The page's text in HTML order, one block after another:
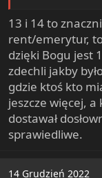
stołuje się w
śmietnikach!
13 i 14 to
rent/emerytur,
dzięki Bogu jest
zdechli jakby
gdzie ktoś kto
jeszcze więcej,
dostawał
sprawiedliwe.
14 Grudzień 2022